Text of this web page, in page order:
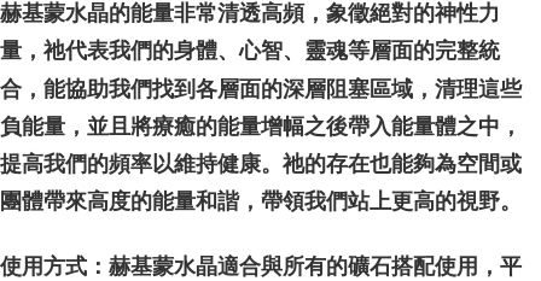
赫基蒙水晶的能量非常清透高頻，象徵絕對的神性力
量，祂代表我們的身體、心智、靈魂等層面的完整統
合，能協助我們找到各層面的深層阻塞區域，清理這些
負能量，並且將療癒的能量增幅之後帶入能量體之中，
提高我們的頻率以維持健康。祂的存在也能夠為空間或
團體帶來高度的能量和諧，帶領我們站上更高的視野。
使用方式：赫基蒙水晶適合與所有的礦石搭配使用，平